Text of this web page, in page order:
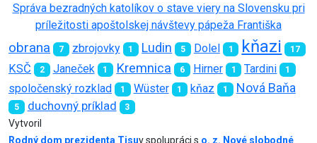
Správa bezradných katolíkov o stave viery na Slovensku pri
príležitosti apoštolskej návštevy pápeža Františka
obrana 7 zbrojovky 1 Ludin 5 Dolel 1 kňazi 17
KSČ 2 Janeček 1 Kremnica 6 Hirner 1 Tardini 1
spoločenský rozklad 1 Wüster 1 kňaz 1 Nová Baňa
5 duchovný príklad 3
Vytvoril
Rodný dom prezidenta Tisuv spolupráci s o. z. Nové slobodné